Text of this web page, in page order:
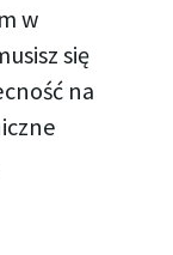
w
się
na